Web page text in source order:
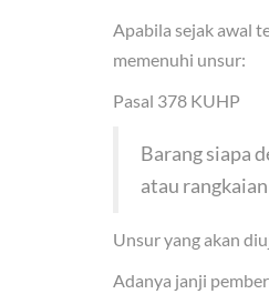
Apabila sejak awal
memenuhi unsur:
Pasal 378 KUHP
Barang siapa
atau
Unsur yang akan
Adanya janji